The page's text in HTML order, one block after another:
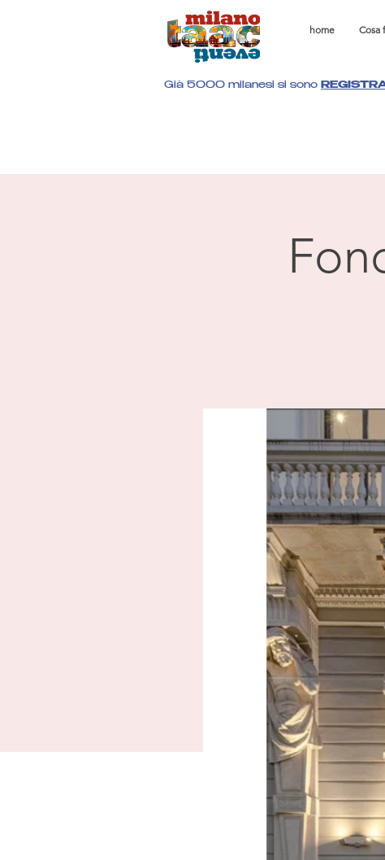
home Cosa
Già 5000 milanesi si sono